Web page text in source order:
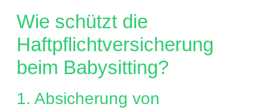
Wie schützt die
Haftpflichtversicherung
beim Babysitting?
1. Absicherung von